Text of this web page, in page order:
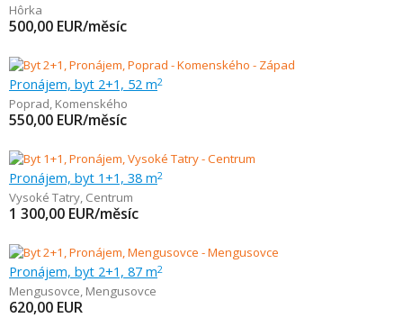
Hôrka
500,00 EUR/měsíc
Pronájem, byt 2+1, 52 m2
Poprad, Komenského
550,00 EUR/měsíc
Pronájem, byt 1+1, 38 m2
Vysoké Tatry, Centrum
1 300,00 EUR/měsíc
Pronájem, byt 2+1, 87 m2
Mengusovce, Mengusovce
620,00 EUR